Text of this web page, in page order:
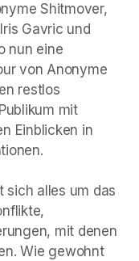
Shitmover,
Gavric und
nun eine
von Anonyme
restlos
mit
Einblicken in
sich alles um das
mit denen
Wie gewohnt